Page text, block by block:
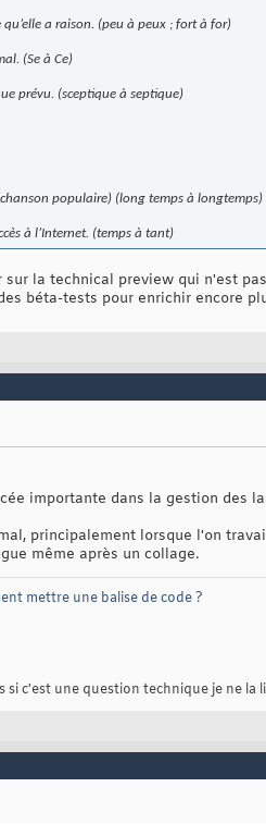
a raison. (peu à peux ; fort à for)
(Se à Ce)
prévu. (sceptique à septique)
populaire) (long temps à longtemps)
à l’Internet. (temps à tant)
la technical preview qui n'est
béta-tests pour enrichir encore
importante dans la gestion des
principalement lorsque l'on
même après un collage.
mettre une balise de code ?
si c'est une question technique je ne la